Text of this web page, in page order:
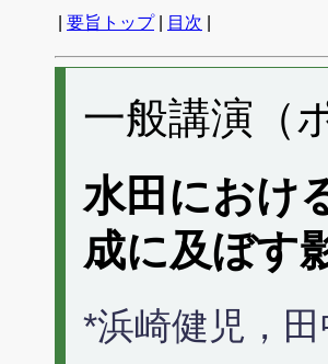
要旨トップ| 目次
一般講演（
水田におけ
成に及ぼす
*浜崎健児，